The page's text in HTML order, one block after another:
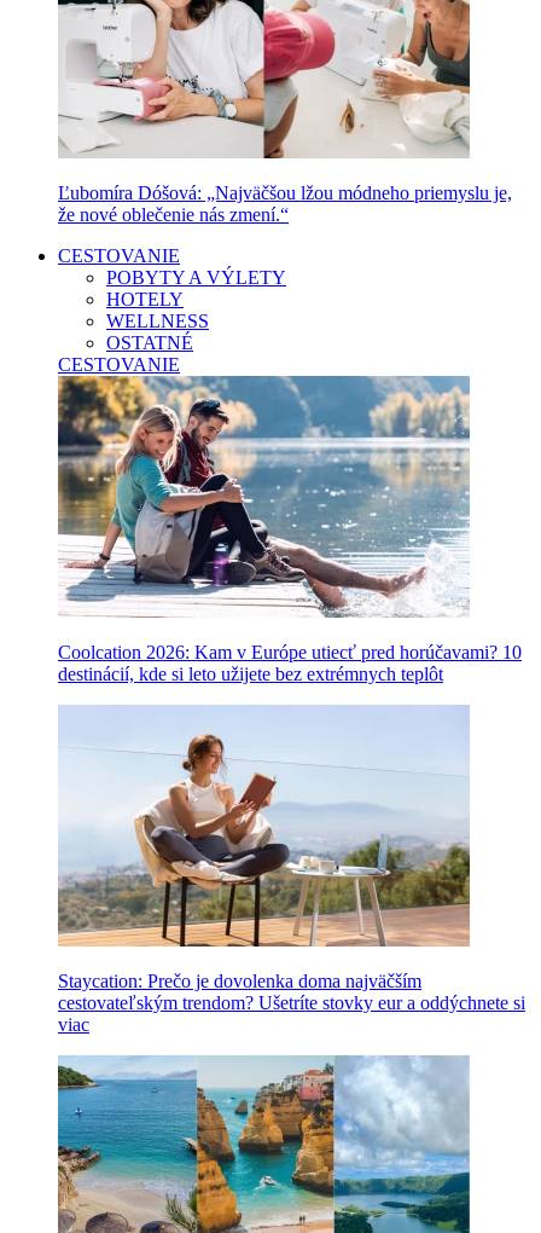
Ľubomíra Dóšová: „Najväčšou lžou módneho priemyslu je,
že nové oblečenie nás zmení.“
CESTOVANIE
POBYTY A VÝLETY
HOTELY
WELLNESS
OSTATNÉ
CESTOVANIE
Coolcation 2026: Kam v Európe utiecť pred horúčavami? 10
destinácií, kde si leto užijete bez extrémnych teplôt
Staycation: Prečo je dovolenka doma najväčším
cestovateľským trendom? Ušetríte stovky eur a oddýchnete si
viac